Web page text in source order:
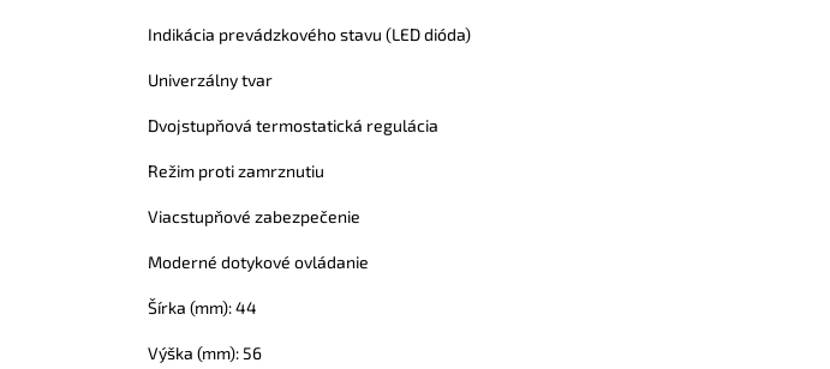
Indikácia prevádzkového stavu (LED dióda)
Univerzálny tvar
Dvojstupňová termostatická regulácia
Režim proti zamrznutiu
Viacstupňové zabezpečenie
Moderné dotykové ovládanie
Šírka (mm): 44
Výška (mm): 56